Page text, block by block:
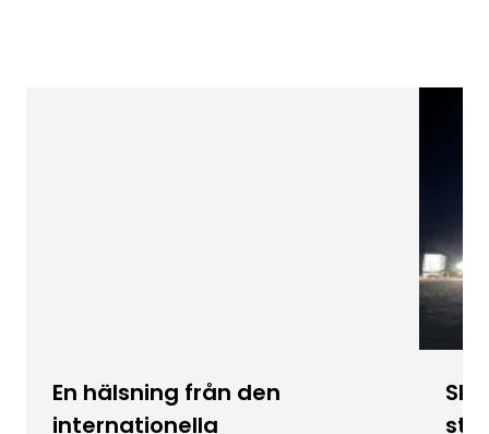
En hälsning från den
internationella